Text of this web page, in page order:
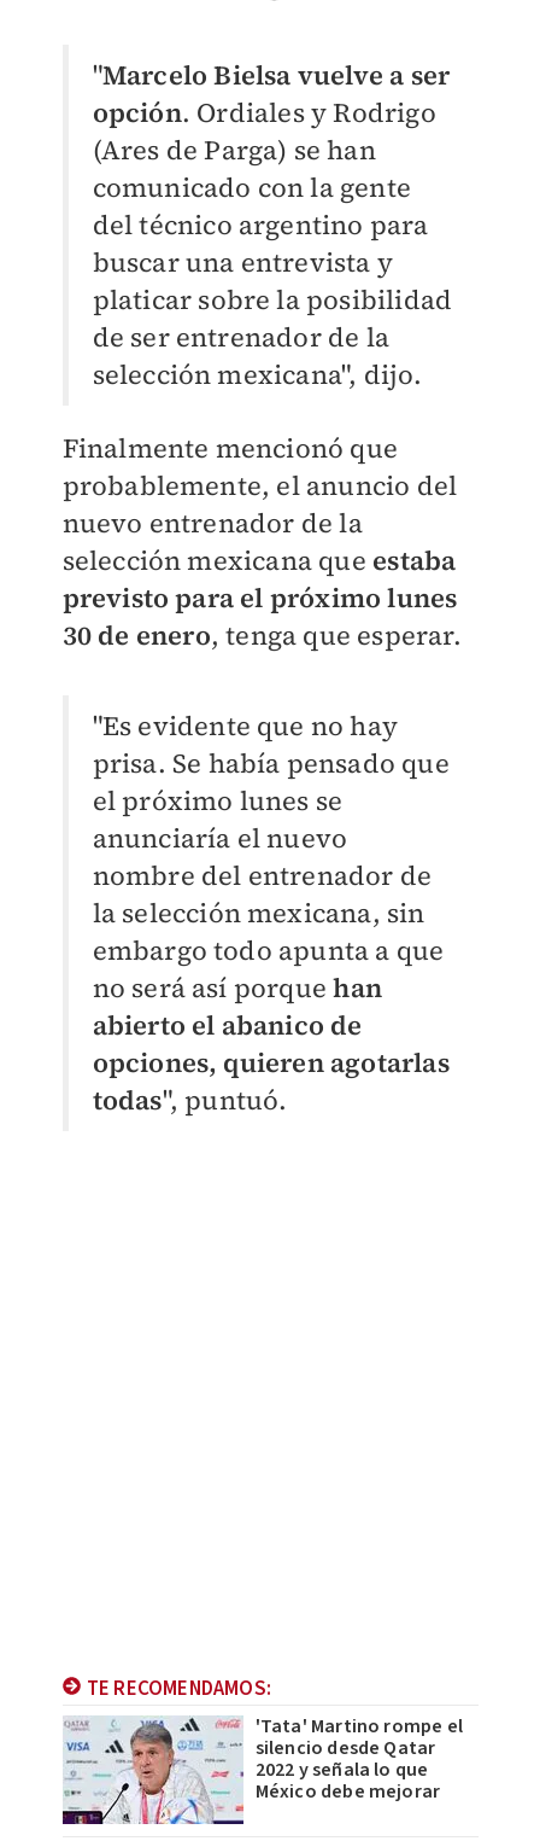
"Marcelo Bielsa vuelve a ser
opción. Ordiales y Rodrigo
(Ares de Parga) se han
comunicado con la gente
del técnico argentino para
buscar una entrevista y
platicar sobre la posibilidad
de ser entrenador de la
selección mexicana", dijo.
Finalmente mencionó que
probablemente, el anuncio del
nuevo entrenador de la
selección mexicana que estaba
previsto para el próximo lunes
30 de enero, tenga que esperar.
"Es evidente que no hay
prisa. Se había pensado que
el próximo lunes se
anunciaría el nuevo
nombre del entrenador de
la selección mexicana, sin
embargo todo apunta a que
no será así porquehan
abierto el abanico de
opciones, quieren agotarlas
todas", puntuó.
TE RECOMENDAMOS:
'Tata' Martino rompe el
silencio desde Qatar
2022 y señala lo que
México debe mejorar